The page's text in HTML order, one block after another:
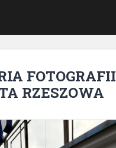
FOTOGRAFII
RZESZOWA